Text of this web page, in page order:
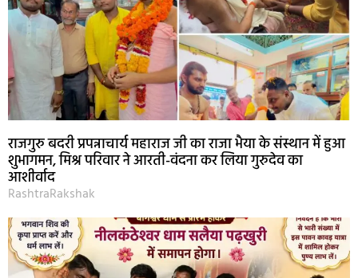
राजगुरु बदरी प्रपन्नाचार्य महाराज जी का राजा भैया के संस्थान में हुआ
शुभागमन, मिश्र परिवार ने आरती-वंदना कर लिया गुरुदेव का
आशीर्वाद
RashtraRakshak